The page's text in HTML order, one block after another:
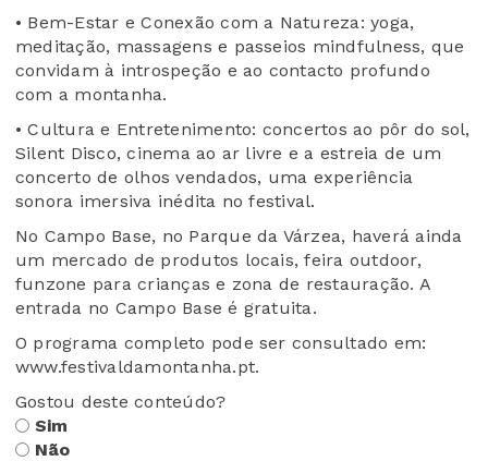
• Bem-Estar e Conexão com a Natureza: yoga,
meditação, massagens e passeios mindfulness, que
convidam à introspeção e ao contacto profundo
com a montanha.
• Cultura e Entretenimento: concertos ao pôr do sol,
Silent Disco, cinema ao ar livre e a estreia de um
concerto de olhos vendados, uma experiência
sonora imersiva inédita no festival.
No Campo Base, no Parque da Várzea, haverá ainda
um mercado de produtos locais, feira outdoor,
funzone para crianças e zona de restauração. A
entrada no Campo Base é gratuita.
O programa completo pode ser consultado em:
www.festivaldamontanha.pt.
Gostou deste conteúdo?
Sim
Não